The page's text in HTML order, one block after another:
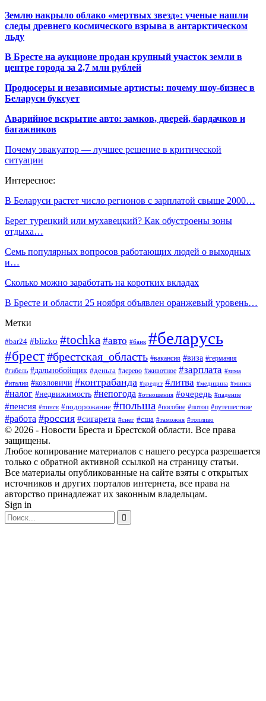
Землю накрыло облако «мертвых звезд»: ученые нашли
следы древнего космического взрыва в антарктическом
льду
В Бресте на аукционе продан крупный участок земли в
центре города за 2,7 млн рублей
Продюсеры и независимые артисты: почему шоу-бизнес в
Беларуси буксует
Аварийное вскрытие авто: замков, дверей, бардачков и
багажников
Почему эвакуатор — лучшее решение в критической
ситуации
Интересное:
В Беларуси растет число регионов с зарплатой свыше 2000…
Берег турецкий или мухавецкий? Как обустроены зоны
отдыха…
Семь популярных вопросов работающих людей о выходных
и…
Сколько можно заработать на коротких вкладах
В Бресте и области 25 ноября объявлен оранжевый уровень…
Метки
#bar24 #blizko #tochka #авто #банк #беларусь
#брест#брестская_область #вакансия #виза #германия
#гибель #дальнобойщик #деньга #дерево #животное #зарплата #зима
#италия #козловичи #контрабанда #кредит #литва #медицина #минск
#налог #недвижимость #непогода #отношения #очередь #падение
#пенсия #пинск #подорожание #польша #пособие #потоп #путешествие
#работа #россия #сигарета #снег #сша #таможня #топливо
© 2026 - Новости Бреста и Брестской области. Все права
защищены.
Любое копирование материалов с нашего ресурса разрешается
только с обратной активной ссылкой на страницу статьи.
Все материалы опубликованные на сайте взяты с открытых
источников и других порталов интернета, все права на
авторство принадлежат их законным владельцам.
Sign in